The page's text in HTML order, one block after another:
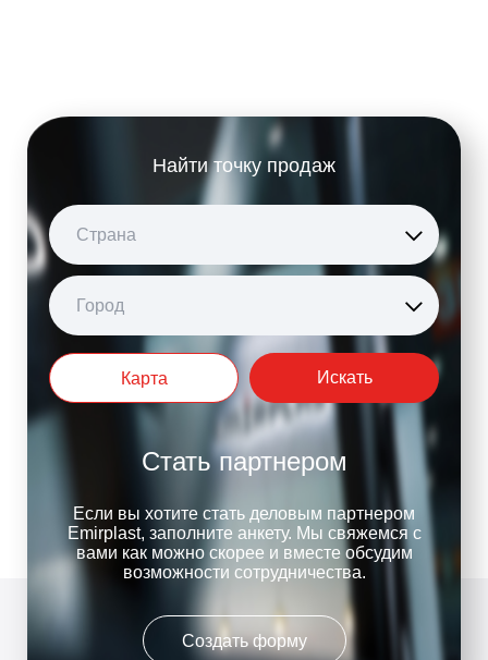
Найти точку продаж
Страна
Город
Карта Искать
Стать партнером
Если вы хотите стать деловым партнером
Emirplast, заполните анкету. Мы свяжемся с
вами как можно скорее и вместе обсудим
возможности сотрудничества.
Создать форму